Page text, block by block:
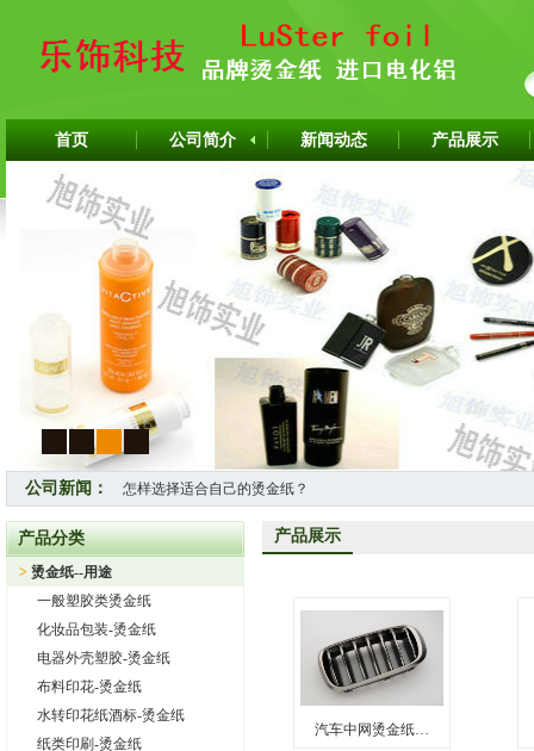
首页 公司简介 新闻动态 产品展示
4
公司新闻：
怎样选择适合自己的烫金纸？
热烈祝贺上海旭饰实业有限公司成为韩国ITW烫金纸华东区代理商
上海旭饰实业有限公司—日本东洋烫金纸TORAY烫金纸华东区总
热烈祝贺上海旭饰实业有限公司成为德国库尔兹烫金纸一级代理
热烈祝贺旭饰实业成为日本OIKE烫金纸尾池烫金纸华东区总代理
上海旭饰实业有限公司——进口烫金纸专业供应商
怎样选择进口烫金纸
上海旭饰实业有限公司 专业供应汽车中网烫金纸，汽车格栅烫金
产品分类
> 烫金纸--用途
一般塑胶类烫金纸
化妆品包装-烫金纸
电器外壳塑胶-烫金纸
布料印花-烫金纸
水转印花纸酒标-烫金纸
纸类印刷-烫金纸
产品展示
汽车中网烫金纸…